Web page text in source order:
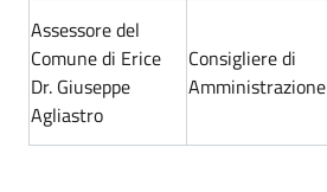
Assessore del
Comune di Erice
Dr. Giuseppe
Agliastro
Consigliere di
Amministrazione